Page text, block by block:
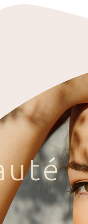
uté